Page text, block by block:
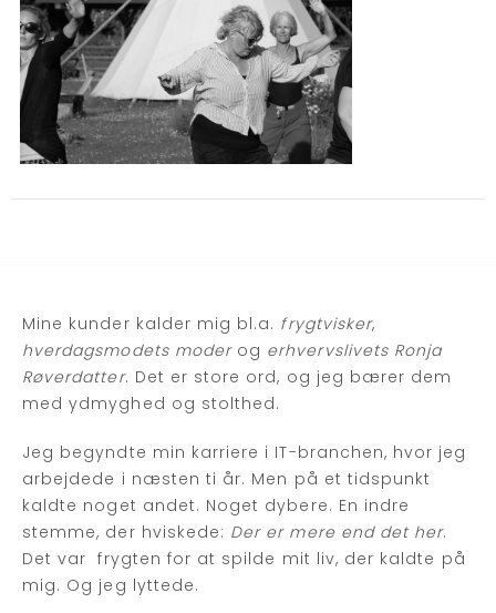
Mine kunder kalder mig bl.a. frygtvisker,
hverdagsmodets moderog erhvervslivets Ronja
Røverdatter. Det er store ord, og jeg bærer dem
med ydmyghed og stolthed.
Jeg begyndte min karriere i IT-branchen, hvor jeg
arbejdede i næsten ti år. Men på et tidspunkt
kaldte noget andet. Noget dybere. En indre
stemme, der hviskede: Der er mere end det her.
Det var frygten for at spilde mit liv, der kaldte på
mig. Og jeg lyttede.